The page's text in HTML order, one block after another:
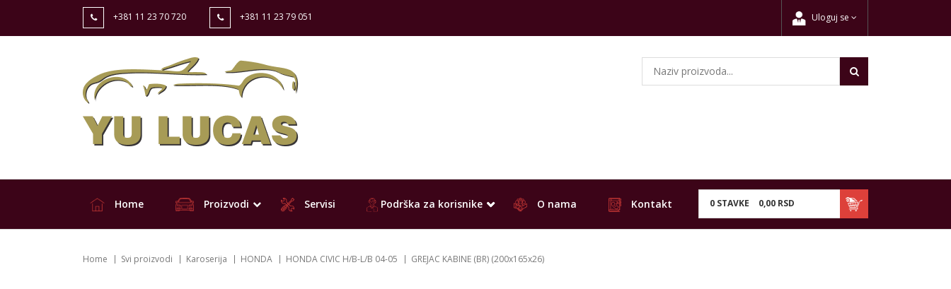
+381 11 23 70 720 +381 11 23 79 051 Uloguj se
0 STAVKE 0,00 RSD
Home Proizvodi Servisi Podrška za korisnike O nama Kontakt
Home Svi proizvodi Karoserija HONDA HONDA CIVIC H/B-L/B 04-05 GREJAC KABINE (BR) (200x165x26)